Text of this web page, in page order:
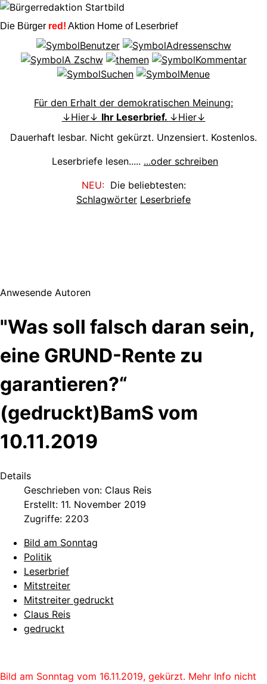
Die Bürger red! Aktion Home of Leserbrief
Für den Erhalt der demokratischen Meinung:
↓Hier↓ Ihr Leserbrief. ↓Hier↓
Dauerhaft lesbar. Nicht gekürzt. Unzensiert. Kostenlos.
Leserbriefe lesen..... ...oder schreiben
NEU:Die beliebtesten:
Schlagwörter Leserbriefe
Anwesende Autoren
"Was soll falsch daran sein,
eine GRUND-Rente zu
garantieren?“
(gedruckt)BamS vom
10.11.2019
Details
Geschrieben von: Claus Reis
Erstellt: 11. November 2019
Zugriffe: 2203
Bild am Sonntag
Politik
Leserbrief
Mitstreiter
Mitstreiter gedruckt
Claus Reis
gedruckt
Bild am Sonntag vom 16.11.2019, gekürzt. Mehr Info nicht